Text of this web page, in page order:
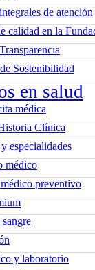
de atención
calidad en la
Sostenibilidad
en salud
médica
Clínica
especialidades
médico
preventivo
y laboratorio